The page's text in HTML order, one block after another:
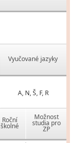
Vyučované jazyky
A, N, Š, F, R
Roční
školné
Možnost
studia pro
ZP